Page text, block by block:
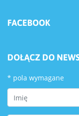
FACEBOOK
DOŁĄCZ DO
* pola wymagane
First Name